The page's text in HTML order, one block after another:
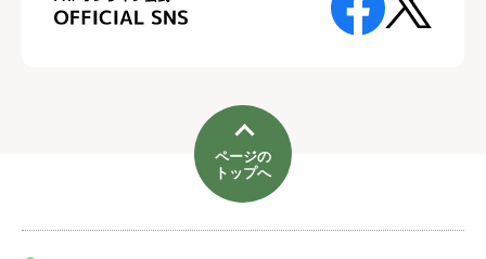
ページの
トップへ